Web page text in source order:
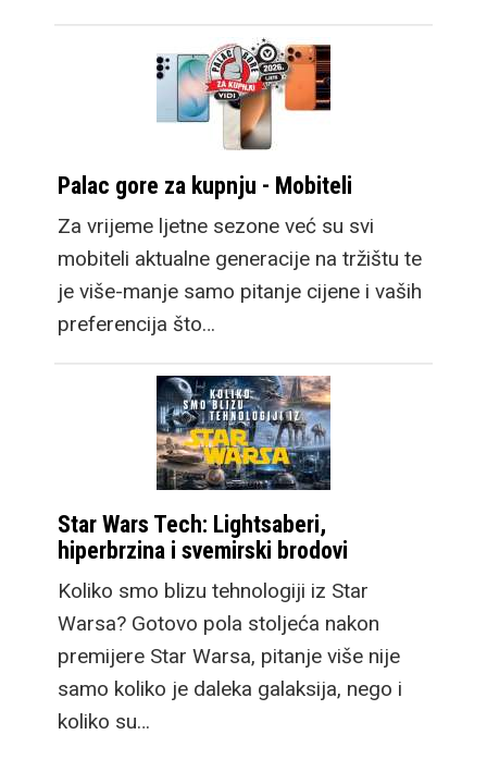
Palac gore za kupnju - Mobiteli
Za vrijeme ljetne sezone već su svi
mobiteli aktualne generacije na tržištu te
je više-manje samo pitanje cijene i vaših
preferencija što…
Star Wars Tech: Lightsaberi,
hiperbrzina i svemirski brodovi
Koliko smo blizu tehnologiji iz Star
Warsa? Gotovo pola stoljeća nakon
premijere Star Warsa, pitanje više nije
samo koliko je daleka galaksija, nego i
koliko su…